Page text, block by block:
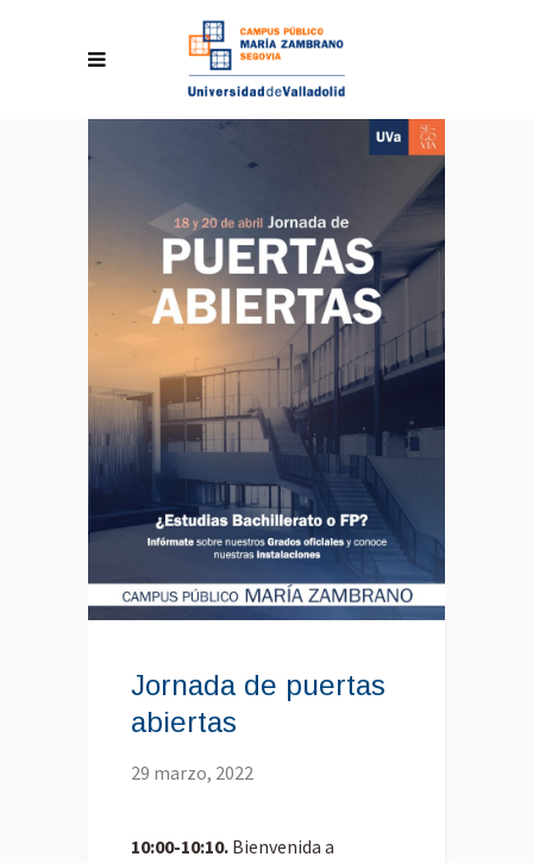
Jornada de puertas
abiertas
29 marzo, 2022
10:00-10:10. Bienvenida a